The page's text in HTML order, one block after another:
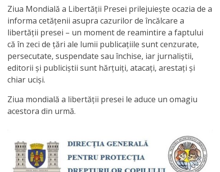
publice
Invitații
de
participare
Planuri
de
Anticorupție
Ziua Mondială a Libertăţii Presei prilejuieşte ocazia de a
informa cetăţenii asupra cazurilor de încălcare a
libertăţii presei – un moment de reamintire a faptului
că în zeci de ţări ale lumii publicaţiile sunt cenzurate,
persecutate, suspendate sau închise, iar jurnaliştii,
editorii şi publiciştii sunt hărţuiţi, atacaţi, arestaţi şi
chiar ucişi.
Ziua mondială a libertății presei le aduce un omagiu
acestora din urmă.